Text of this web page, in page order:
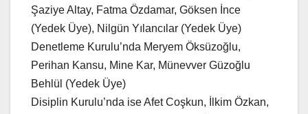
Şaziye Altay, Fatma Özdamar, Göksen İnce
(Yedek Üye), Nilgün Yılancılar (Yedek Üye)
Denetleme Kurulu’nda Meryem Öksüzoğlu,
Perihan Kansu, Mine Kar, Münevver Güzoğlu
Behlül (Yedek Üye)
Disiplin Kurulu’nda ise Afet Coşkun, İlkim Özkan,